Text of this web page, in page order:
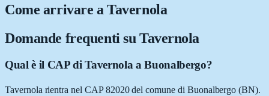
Come arrivare aTavernola
Domande frequenti su Tavernola
Qual è il CAP di Tavernola a Buonalbergo?
Tavernola rientra nel CAP 82020 del comune di Buonalbergo (BN).